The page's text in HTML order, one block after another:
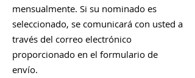
mensualmente. Si su nominado es
seleccionado, se comunicará con usted a
través del correo electrónico
proporcionado en el formulario de
envío.